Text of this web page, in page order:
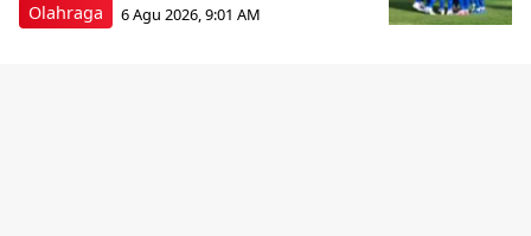
Olahraga 6 Agu 2026, 9:01 AM